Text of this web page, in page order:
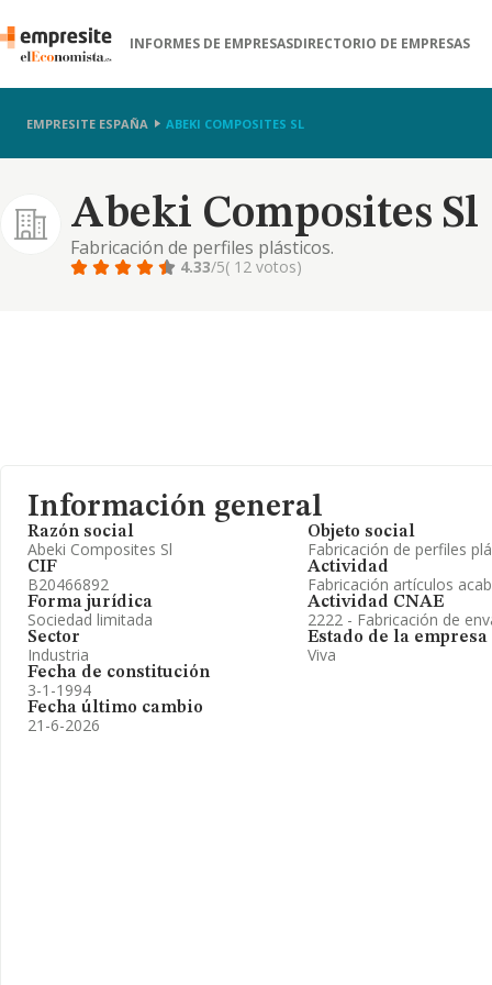
INFORMES DE EMPRESASDIRECTORIO DE EMPRESAS
EMPRESITE ESPAÑA ABEKI COMPOSITES SL
Abeki Composites Sl
Fabricación de perfiles plásticos.
4.33/5( 12 votos)
Información general
Razón social
Abeki Composites Sl
CIF
B20466892
Forma jurídica
Sociedad limitada
Sector
Industria
Fecha de constitución
3-1-1994
Fecha último cambio
21-6-2026
Objeto social
Fabricación de perfiles
Actividad
Fabricación artículos
Actividad CNAE
2222 - Fabricación de
Estado de la empresa
Viva